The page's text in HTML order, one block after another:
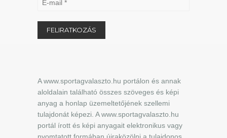
A www.sportagvalaszto.hu portálon és annak
aloldalain található összes szöveges és képi
anyag a honlap üzemeltetőjének szellemi
tulajdonát képezi. A www.sportagvalaszto.hu
portál írott és képi anyagait elektronikus vagy
nyomtatott formában újraközölni a tulajdonos